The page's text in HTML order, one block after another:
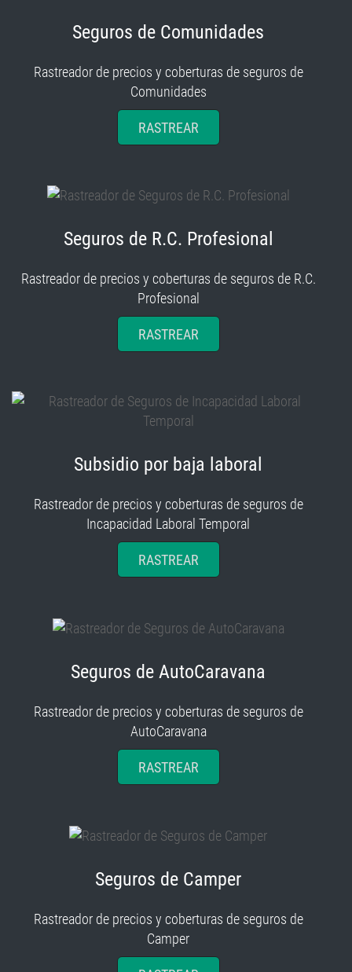
Seguros de Comunidades
Rastreador de precios y coberturas de seguros de
Comunidades
RASTREAR
Seguros de R.C. Profesional
Rastreador de precios y coberturas de seguros de R.C.
Profesional
RASTREAR
Subsidio por baja laboral
Rastreador de precios y coberturas de seguros de
Incapacidad Laboral Temporal
RASTREAR
Seguros de AutoCaravana
Rastreador de precios y coberturas de seguros de
AutoCaravana
RASTREAR
Seguros de Camper
Rastreador de precios y coberturas de seguros de
Camper